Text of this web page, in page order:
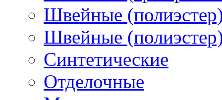
Швейные
Швейные
Синтетические
Отделочные